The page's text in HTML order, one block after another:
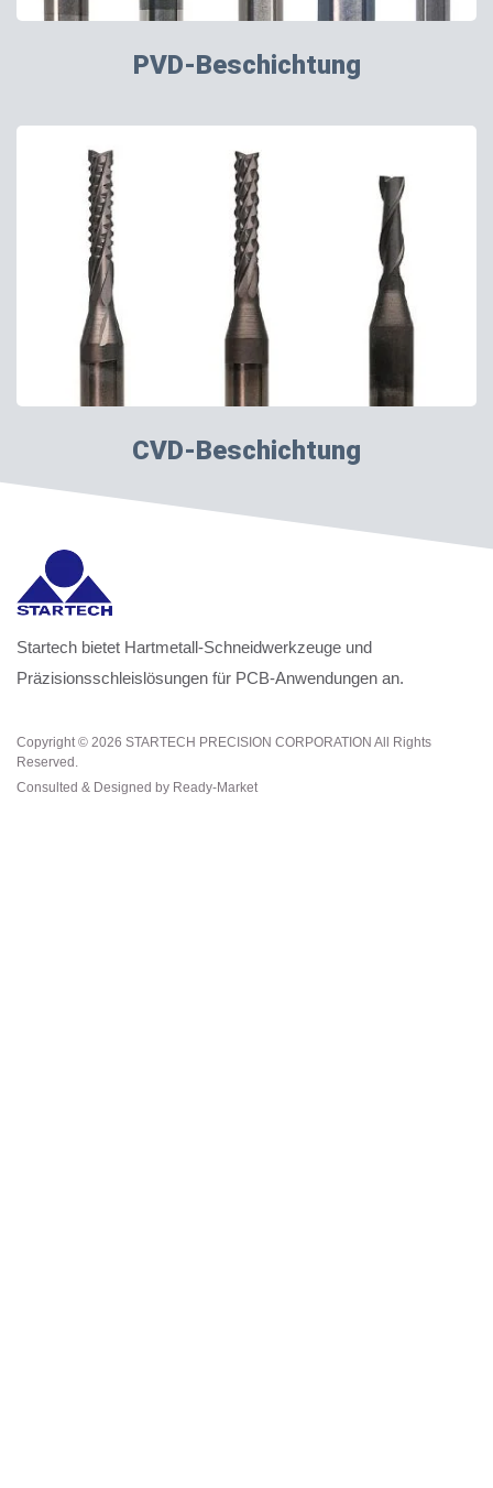
PVD-Beschichtung
CVD-Beschichtung
Startech bietet Hartmetall-Schneidwerkzeuge und
Präzisionsschleislösungen für PCB-Anwendungen an.
Copyright © 2026 STARTECH PRECISION CORPORATION All Rights
Reserved.
Consulted & Designed by Ready-Market